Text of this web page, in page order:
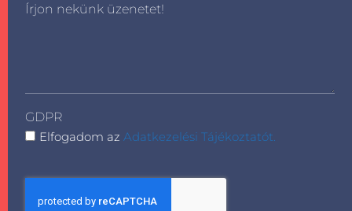
Írjon nekünk üzenetet!
GDPR
Elfogadom azAdatkezelési Tájékoztatót.